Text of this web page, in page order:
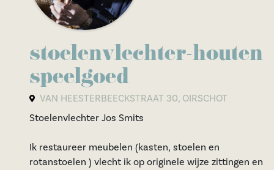
stoelenvlechter-houten
speelgoed
VAN HEESTERBEECKSTRAAT 30, OIRSCHOT
Stoelenvlechter Jos Smits
Ik restaureer meubelen (kasten, stoelen en
rotanstoelen ) vlecht ik op originele wijze zittingen en